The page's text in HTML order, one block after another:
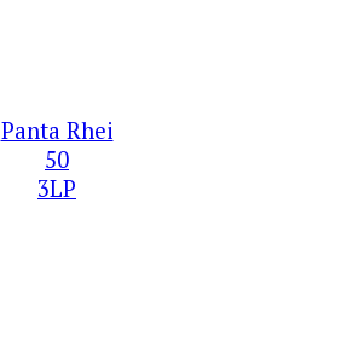
Panta Rhei
50
3LP